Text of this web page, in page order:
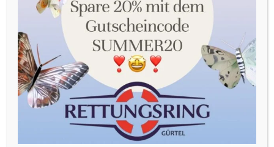
Auswahl jederzeit unter Einstellungen widerrufen oder
Einstellungen Akzeptieren